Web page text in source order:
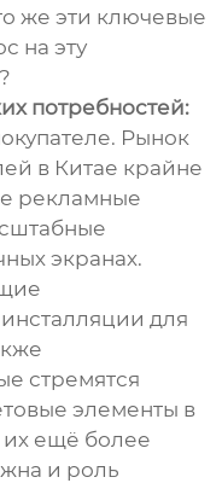
же эти ключевые
на эту
потребностей:
Рынок
в Китае крайне
рекламные
экранах.
для
стремятся
элементы в
ещё более
и роль